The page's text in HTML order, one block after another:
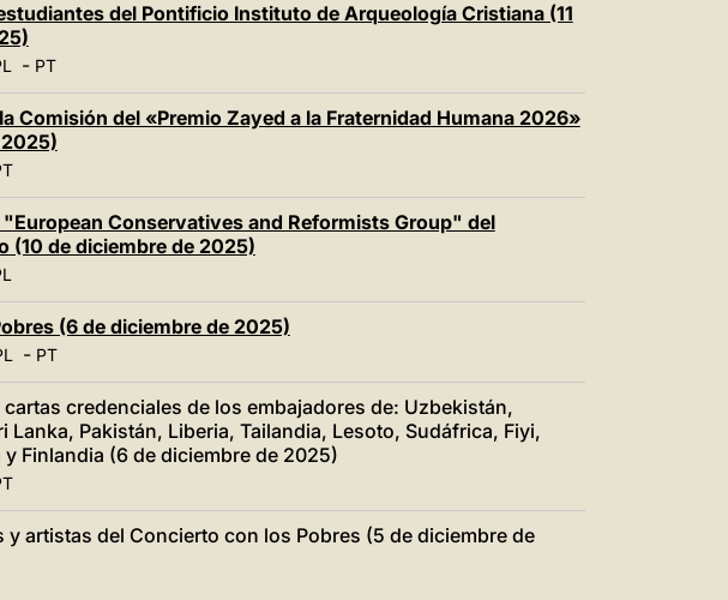
del Pontificio Instituto de Arqueología Cristiana (11
- PT
Comisión del «Premio Zayed a la Fraternidad Humana 2026»
2025)
Conservatives and Reformists Group" del
(10 de diciembre de 2025)
(6 de diciembre de 2025)
- PT
credenciales de los embajadores de: Uzbekistán,
Lanka, Pakistán, Liberia, Tailandia, Lesoto, Sudáfrica, Fiyi,
Finlandia (6 de diciembre de 2025)
y artistas del Concierto con los Pobres (5 de diciembre de